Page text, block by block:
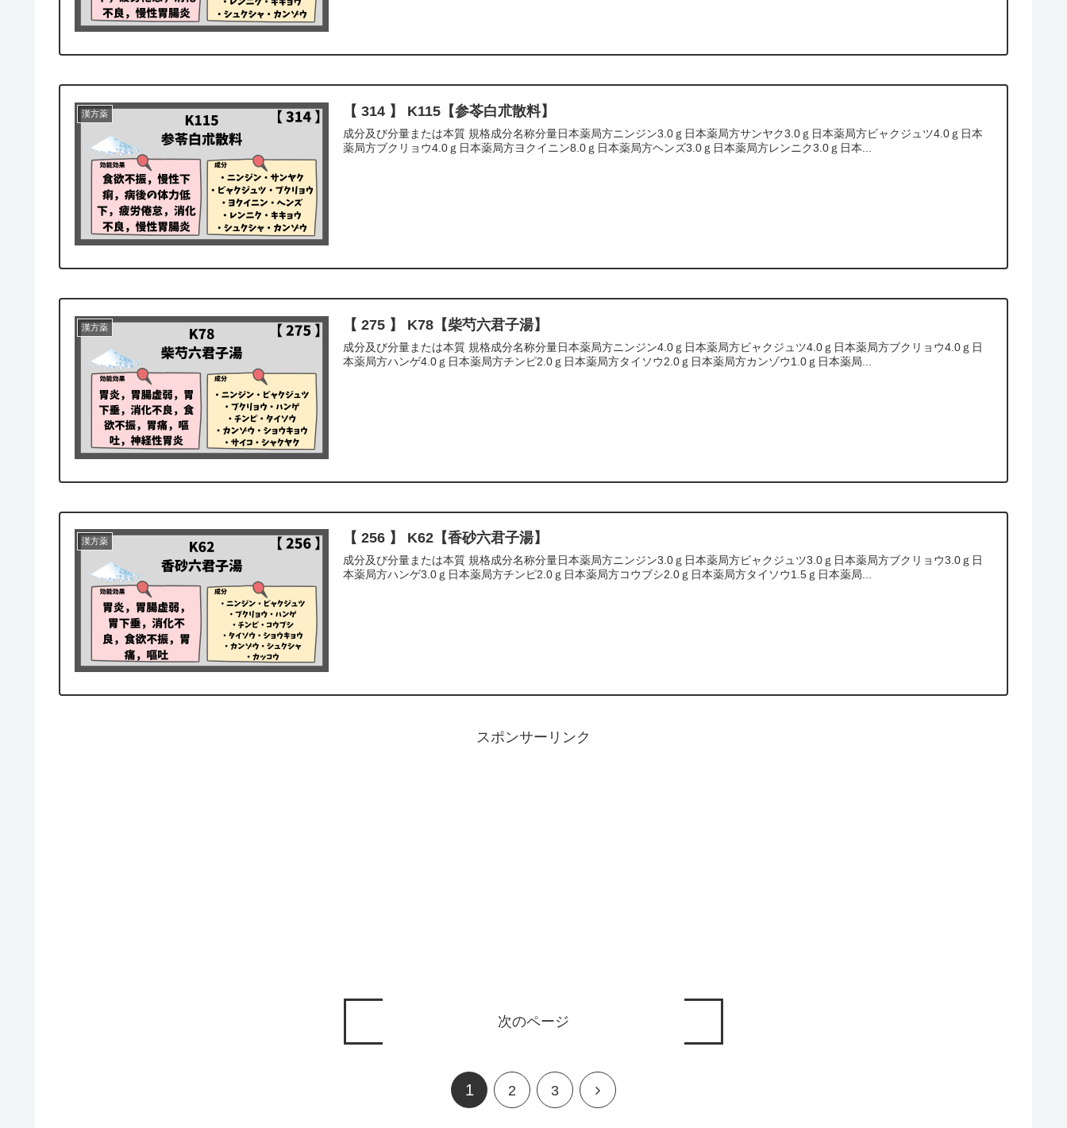
漢方薬 【 314 】 K115【参苓白朮散料】
成分及び分量または本質 規格成分名称分量日本薬局方ニンジン3.0ｇ日本薬局方サンヤク3.0ｇ日本薬局方ビャクジュツ4.0ｇ日本
薬局方ブクリョウ4.0ｇ日本薬局方ヨクイニン8.0ｇ日本薬局方ヘンズ3.0ｇ日本薬局方レンニク3.0ｇ日本...
漢方薬 【 275 】 K78【柴芍六君子湯】
成分及び分量または本質 規格成分名称分量日本薬局方ニンジン4.0ｇ日本薬局方ビャクジュツ4.0ｇ日本薬局方ブクリョウ4.0ｇ日
本薬局方ハンゲ4.0ｇ日本薬局方チンピ2.0ｇ日本薬局方タイソウ2.0ｇ日本薬局方カンゾウ1.0ｇ日本薬局...
漢方薬 【 256 】 K62【香砂六君子湯】
成分及び分量または本質 規格成分名称分量日本薬局方ニンジン3.0ｇ日本薬局方ビャクジュツ3.0ｇ日本薬局方ブクリョウ3.0ｇ日
本薬局方ハンゲ3.0ｇ日本薬局方チンピ2.0ｇ日本薬局方コウブシ2.0ｇ日本薬局方タイソウ1.5ｇ日本薬局...
スポンサーリンク
次のページ
1 2 3